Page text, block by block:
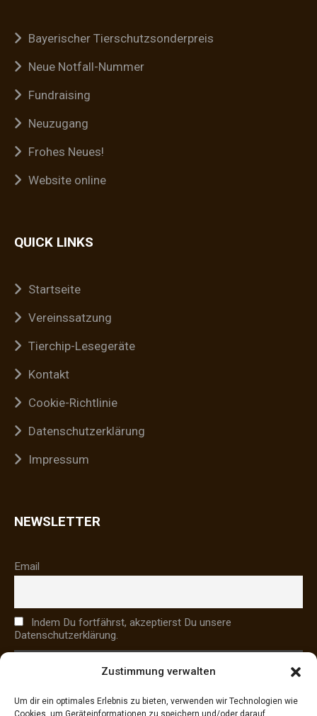
Zustimmung verwalten
Um dir ein optimales Erlebnis zu bieten, verwenden wir Technologien wie
Cookies, um Geräteinformationen zu speichern und/oder darauf
Bayerischer Tierschutzsonderpreis
Neue Notfall-Nummer
Fundraising
Neuzugang
Frohes Neues!
Website online
QUICK LINKS
Startseite
Vereinssatzung
Tierchip-Lesegeräte
Kontakt
Cookie-Richtlinie
Datenschutzerklärung
Impressum
NEWSLETTER
Email
Indem Du fortfährst, akzeptierst Du unsere
Datenschutzerklärung.